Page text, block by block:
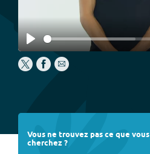
Play
Vous ne trouvez pas ce que vous
cherchez ?